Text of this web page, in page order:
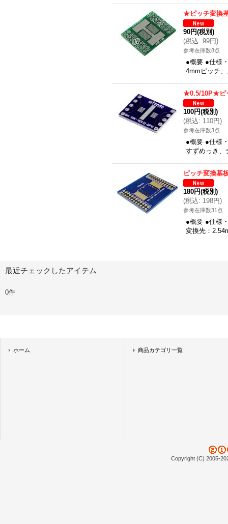
★ピッチ変換
90円(税別)
(税込: 99円)
参考在庫数8点
●概要 ●仕様
4mmピッチ
★0.5/10P★ピ
100円(税別)
(税込: 110円)
参考在庫数3点
●概要 ●仕様
すずめっき
ピッチ変換
180円(税別)
(税込: 198円)
参考在庫数31点
●概要 ●仕様
変換先：
最近チェックしたアイテム
0件
ホーム 商品カテゴリ一覧
Copyright (C) 2005-